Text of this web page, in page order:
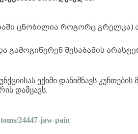
ცნობილია როგორც გრელკა)
გამოგიწერენ შესაბამის
ექიმი დანიშნავს
დამცავს.
24447-jaw-pain